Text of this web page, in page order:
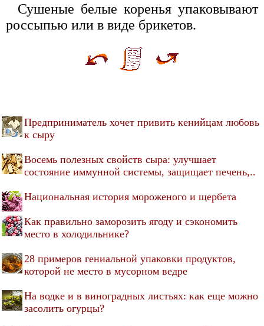
Сушеные белые коренья упаковывают
россыпью или в виде брикетов.
Предприниматель хочет привить кенийцам любовь
к сыру
Восемь полезных свойств сыра: улучшает
состояние иммунной системы, защищает печень,..
Национальная история мороженого и щербета
Как правильно заморозить ягоду и сэкономить
место в холодильнике?
28 примеров гениальной упаковки продуктов,
которой не место в мусорном ведре
На водке и в виноградных листьях: как еще можно
засолить огурцы?